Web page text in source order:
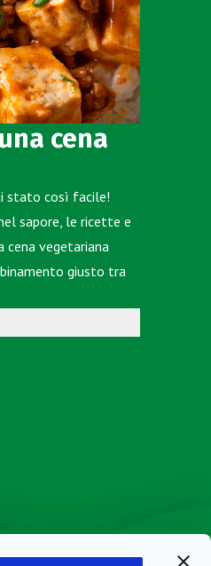
cena
stato così facile!
sapore, le ricette e
cena vegetariana
giusto tra